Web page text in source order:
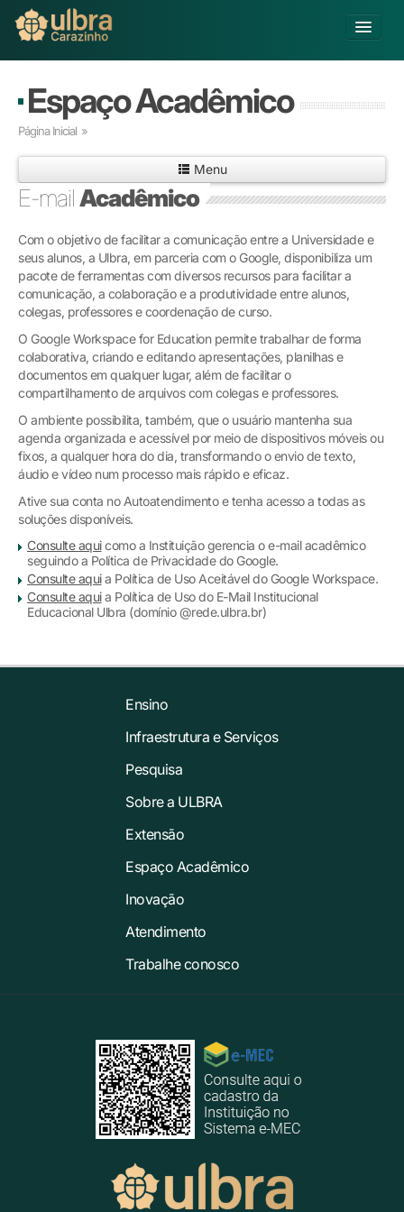
Buscar
Matricule-se
Graduação
Pós-graduação
Educação a Distância
Pesquisa
Infraestrutura e Serviços
Inovação
Sobre a ULBRA
Espaço Acadêmico
Página Inicial »
Menu
E-mailAcadêmico
Com o objetivo de facilitar a comunicação entre a Universidade e
seus alunos, a Ulbra, em parceria com o Google, disponibiliza um
pacote de ferramentas com diversos recursos para facilitar a
comunicação, a colaboração e a produtividade entre alunos,
colegas, professores e coordenação de curso.
O Google Workspace for Education permite trabalhar de forma
colaborativa, criando e editando apresentações, planilhas e
documentos em qualquer lugar, além de facilitar o
compartilhamento de arquivos com colegas e professores.
O ambiente possibilita, também, que o usuário mantenha sua
agenda organizada e acessível por meio de dispositivos móveis ou
fixos, a qualquer hora do dia, transformando o envio de texto,
áudio e vídeo num processo mais rápido e eficaz.
Ative sua conta no Autoatendimento e tenha acesso a todas as
soluções disponíveis.
Consulte aquicomo a Instituição gerencia o e-mail acadêmico
seguindo a Política de Privacidade do Google.
Consulte aquia Política de Uso Aceitável do Google Workspace.
Consulte aquia Política de Uso do E-Mail Institucional
Educacional Ulbra (domínio @rede.ulbra.br)
Ensino
Infraestrutura e Serviços
Pesquisa
Sobre a ULBRA
Extensão
Espaço Acadêmico
Inovação
Atendimento
Trabalhe conosco